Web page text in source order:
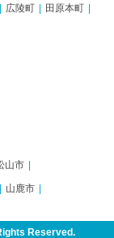
広陵町
田原本町
山市
山鹿市
Reserved.